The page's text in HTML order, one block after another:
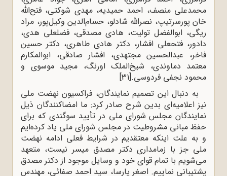
محمدعلی منصف، احمد حمیدیه، مهدی شوکتی، فتح‌الله
خان پورسرتیپ، نصرالله شادلو، حسام‌الدین وکیل‌پور، مراد
ریگی، ابوالفضل تولیت، هادی مصدقی، فضلعلی هدی،
دادور، فتحعلی افشار، دکتر هادی طاهری، دکتر حسین
فاخر، عبدالحسین مجتهدی، افشار صادقی، ابوالمکارم
معتمد دماوندی، شیخ‌الملک اورنگ، مجید موسوی و
محمود نجفی فردوسی.[31]
به دنبال این تصمیم نمایندگان، فراکسیون نهضت ملی
نیز اعلامیه‌ای بدین شرح صادر کرد: ما امضاکنندگان ذیل
نمایندگان مجلس شورای ملی در تأیید سوگندی که برای
حفظ مبانی مشروطیت در مجلس شورای ملی یاد کرده‌ایم
و به علت اینکه معتقدیم در شرایط فعلی ادامه نهضت
ملی جز با زمامداری دکتر مصدق میسر نیست، متعهد
می‌شویم با تمام قوای خود و وسایل موجود از دکتر مصدق
پشتیبانی نماییم. اصغر پارسا، سید احمد صفائی، مهندس